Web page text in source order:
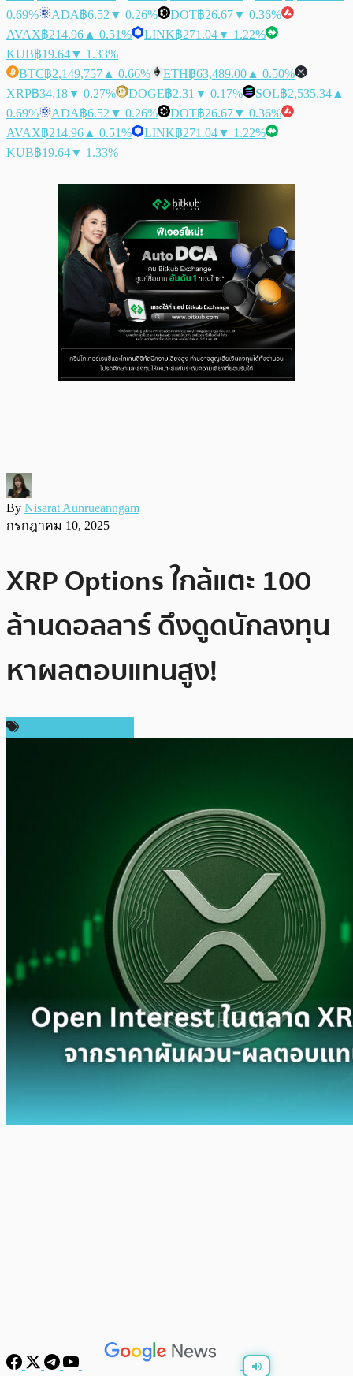
0.69%
ADA฿6.52 ▼ 0.26% DOT฿26.67▼ 0.36%
AVAX฿214.96 ▲ 0.51% LINK฿271.04▼ 1.22%
KUB฿19.64▼ 1.33%
BTC฿2,149,757 ▲ 0.66% ETH฿63,489.00 ▲ 0.50%
XRP฿34.18▼ 0.27% DOGE฿2.31 ▼ 0.17% SOL฿2,535.34 ▲
0.69%
ADA฿6.52 ▼ 0.26% DOT฿26.67▼ 0.36%
AVAX฿214.96 ▲ 0.51% LINK฿271.04▼ 1.22%
KUB฿19.64▼ 1.33%
By Nisarat Aunrueanngam
กรกฎาคม 10, 2025
XRP Options ใกล้แตะ 100
ล้านดอลลาร์ ดึงดูดนักลงทุน
หาผลตอบแทนสูง!